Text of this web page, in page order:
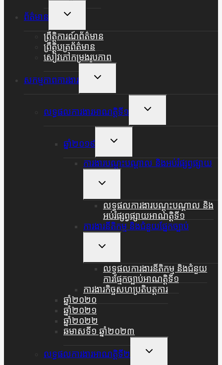
ព័ត៌មាន
Toggle
Menu
ព្រឹត្តិការណ៍ព័ត៌មាន
ព្រឹត្តិបត្រព័ត៌មាន
សៀវភៅកម្រងរូបភាព
សកម្មភាពការងារ
Toggle
Menu
លទ្ធផលការងារអាណត្តិទី១
Toggle
Menu
ឆ្នាំ២០១៩
Toggle
Menu
ការងារបណ្តុះបណ្តាល និងអប់រំផ្សព្វផ្សាយ
Toggle
Menu
លទ្ធផលការងារបណ្តុះបណ្តាល និង
អប់រំផ្សព្វផ្សាយអាណត្តិទី១
ការងារនីតិកម្ម និងជំនួយផ្នែកច្បាប់
Toggle
Menu
លទ្ធផលការងារនីតិកម្ម និងជំនួយ
ការផ្មែកច្បាប់អាណត្តិទី១
ការងារកិច្ចសហប្រតិបត្តការ
ឆ្នាំ២០២០
ឆ្នាំ២០២១
ឆ្នាំ២០២២
ឆមាសទី១ ឆ្នាំ២០២៣
លទ្ធផលការងារអាណត្តិទី២
Toggle